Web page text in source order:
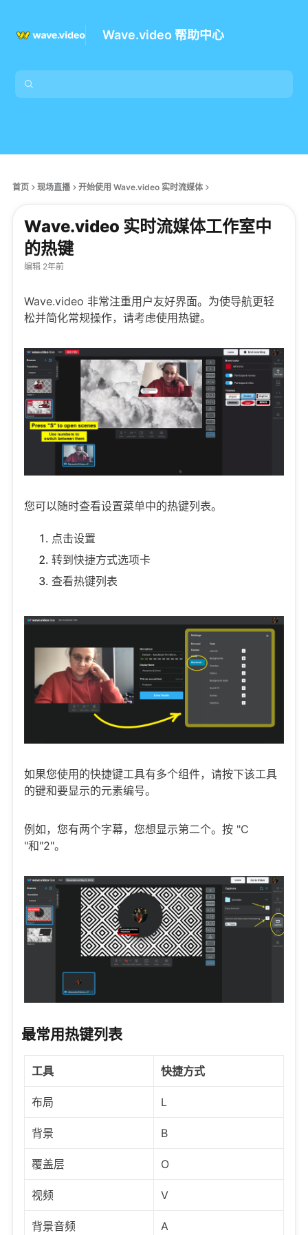
Wave.video 帮助中心
首页 现场直播 开始使用 Wave.video 实时流媒体
Wave.video 实时流媒体工作室中
的热键
编辑 2年前
Wave.video 非常注重用户友好界面。为使导航更轻
松并简化常规操作，请考虑使用热键。
您可以随时查看设置菜单中的热键列表。
点击设置
转到快捷方式选项卡
查看热键列表
如果您使用的快捷键工具有多个组件，请按下该工具
的键和要显示的元素编号。
例如，您有两个字幕，您想显示第二个。按 "C
"和"2"。
最常用热键列表
工具 快捷方式
布局 L
背景 B
覆盖层 O
视频 V
背景音频 A